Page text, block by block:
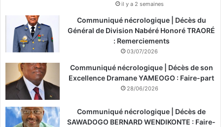
il y a 2 semaines
Communiqué nécrologique | Décès du
Général de Division Nabéré Honoré TRAORÉ
: Remerciements
03/07/2026
Communiqué nécrologique | Décès de son
Excellence Dramane YAMEOGO : Faire-part
28/06/2026
Communiqué nécrologique | Décès de
SAWADOGO BERNARD WENDIKONTE : Faire-